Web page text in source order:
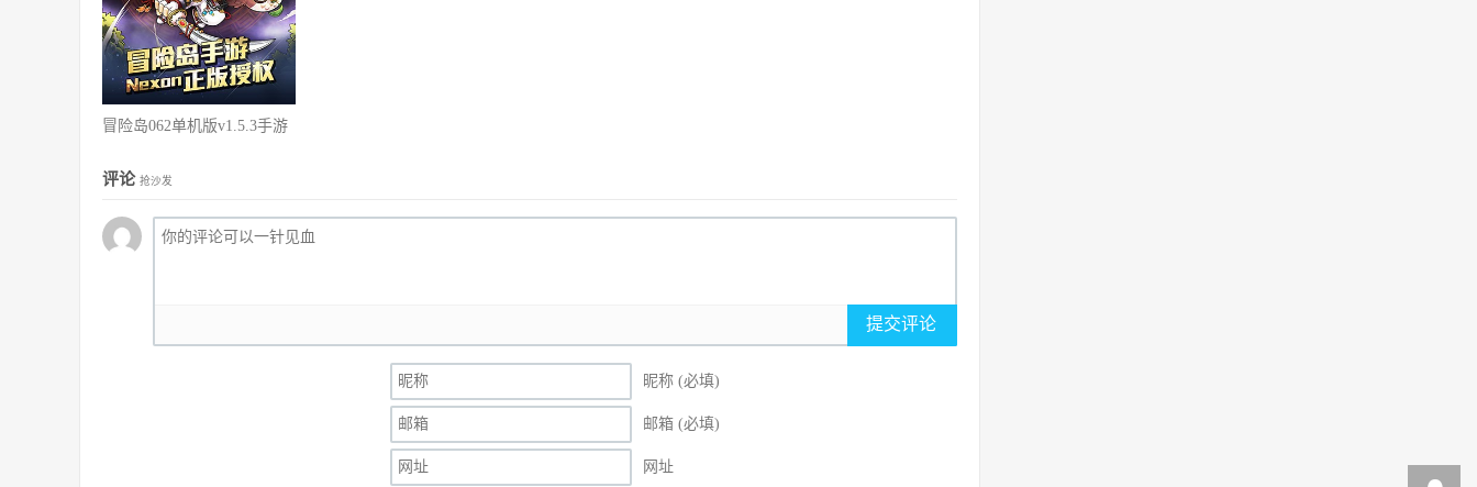
冒险岛062单机版v1.5.3手游
评论 抢沙发
提交评论
昵称 (必填)
邮箱 (必填)
网址